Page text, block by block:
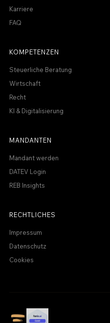
Karriere
FAQ
KOMPETENZEN
Steuerliche Beratung
Wirtschaft
Recht
KI & Digitalisierung
MANDANTEN
Mandant werden
DATEV Login
REB Insights
RECHTLICHES
Impressum
Datenschutz
Cookies